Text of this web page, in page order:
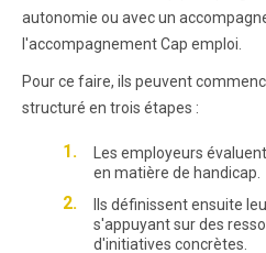
autonomie ou avec un
l'accompagnement Cap emploi.
Pour ce faire, ils peuvent
structuré en trois étapes :
Les employeurs
en matière de handicap.
Ils définissent ensuite
s'appuyant sur des
d'initiatives concrètes.